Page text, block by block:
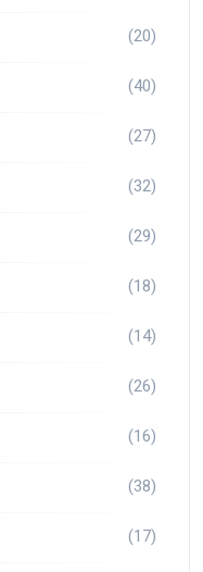
(20)
(40)
(27)
(32)
(29)
(18)
(14)
(26)
(16)
(38)
(17)